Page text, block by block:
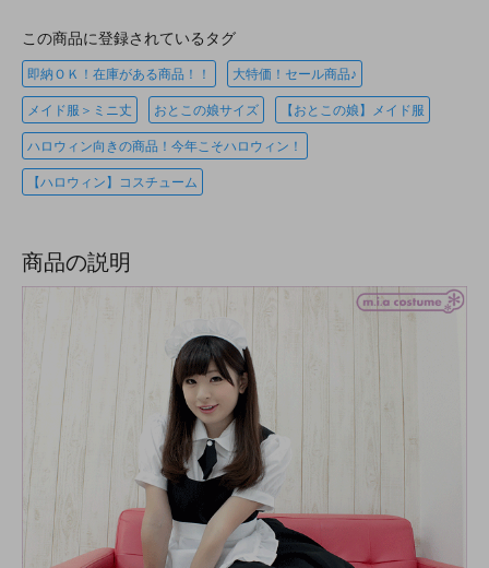
この商品に登録されているタグ
即納ＯＫ！在庫がある商品！！ 大特価！セール商品♪
メイド服＞ミニ丈 おとこの娘サイズ 【おとこの娘】メイド服
ハロウィン向きの商品！今年こそハロウィン！
【ハロウィン】コスチューム
商品の説明